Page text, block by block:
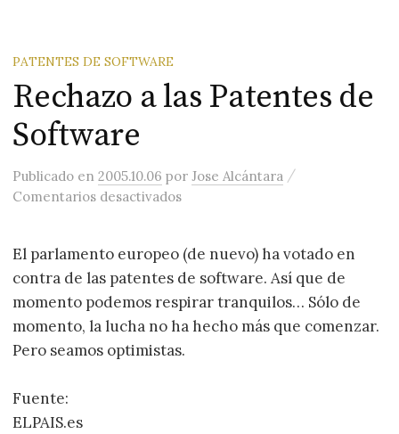
PATENTES DE SOFTWARE
Rechazo a las Patentes de
Software
Publicado en2005.10.06 porJose Alcántara /
Comentarios desactivadosen Rechazo a las Patentes de
El parlamento europeo (de nuevo) ha votado en
contra de las patentes de software. Así que de
momento podemos respirar tranquilos… Sólo de
momento, la lucha no ha hecho más que comenzar.
Pero seamos optimistas.
Fuente:
ELPAIS.es